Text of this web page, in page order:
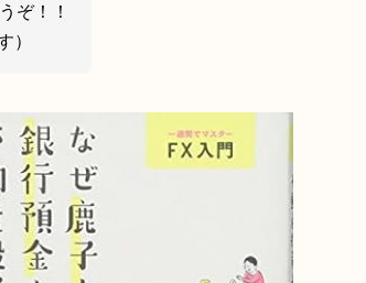
ぞ！！
）